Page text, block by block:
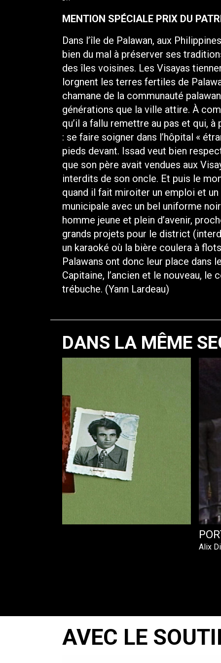
MENTION SPÉCIALE PRIX DU
Dans l’île de Palawan, aux
bien du mal à préserver ses
des îles voisines. Les Visayas
lorgnent les terres fertiles de
chamane de la communauté
générations que la ville attire. À
qu’il a fallu remettre au pas et qui, à
: se faire soigner dans l’hôpital «
pieds devant. Issad veut bien
que son père avait vendues aux
interdits de son oncle. Et puis le
quand il fait miroiter un emploi et
municipale avec un bel uniforme
homme jeune et plein d’avenir,
grands projets pour le district
un karaoké où la bière coulera à
Palawans ont donc leur place dans
Capitaine, l’ancien et le nouveau, le
trébuche. (Yann Lardeau)
DANS LA MÊME
Alix
AVEC LE